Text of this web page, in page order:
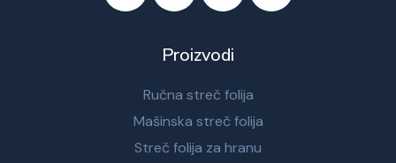
Proizvodi
Ručna streč folija
Mašinska streč folija
Streč folija za hranu